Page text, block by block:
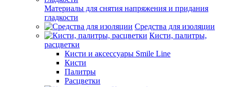
Материалы для снятия напряжения и придания
гладкости
Средства для изоляции
Кисти, палитры,
расцветки
Кисти и аксессуары Smile Line
Кисти
Палитры
Расцветки